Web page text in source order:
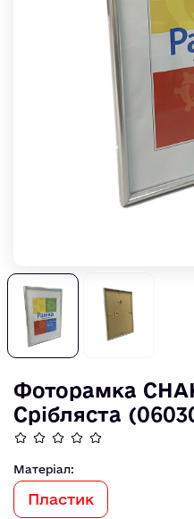
Фоторамка
Срібляста
Матеріал:
Пластик